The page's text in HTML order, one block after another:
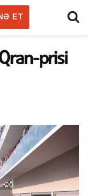
ET
prisi